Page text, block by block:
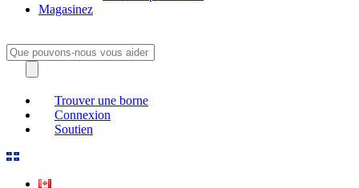
Magasinez
Trouver une borne
Connexion
Soutien